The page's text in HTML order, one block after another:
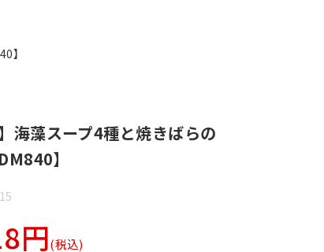
】
海藻スープ4種と焼きばらの
】
円(税込)